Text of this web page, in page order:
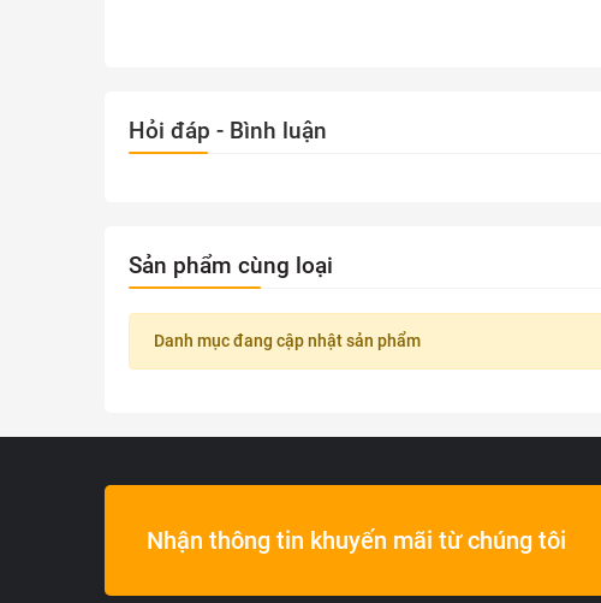
Hỏi đáp - Bình luận
Sản phẩm cùng loại
Danh mục đang cập nhật sản phẩm
Nhận thông tin khuyến mãi từ chúng tôi